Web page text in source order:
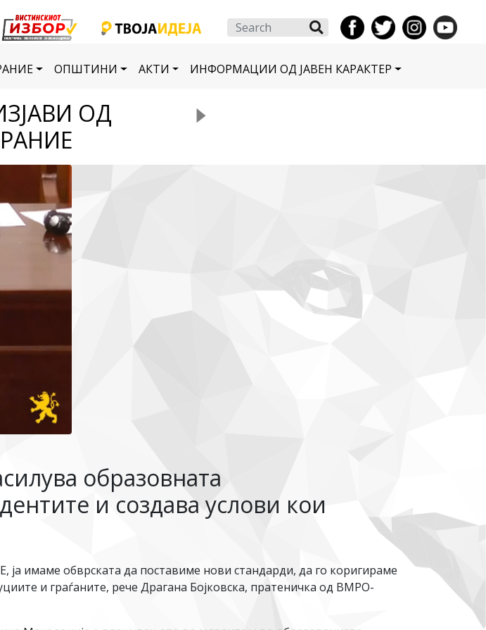
Search
ОПШТИНИ АКТИ ИНФОРМАЦИИ ОД ЈАВЕН КАРАКТЕР
ОД
образовната
и создава услови кои
имаме обврската да поставиме нови стандарди, да го коригираме
и граѓаните, рече Драгана Бојковска, пратеничка од ВМРО-